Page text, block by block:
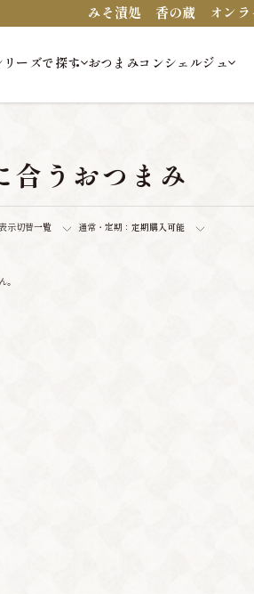
みそ漬処 香の蔵 オンラ
ーズで探す おつまみコンシェルジュ
合うおつまみ
示切替一覧 通常・定期： 定期購入可能
。